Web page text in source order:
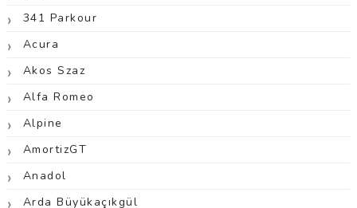
341 Parkour
Acura
Akos Szaz
Alfa Romeo
Alpine
AmortizGT
Anadol
Arda Büyükaçıkgül